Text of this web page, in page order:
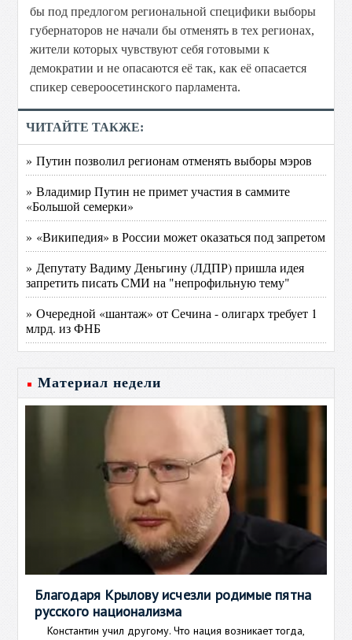
бы под предлогом региональной специфики выборы
губернаторов не начали бы отменять в тех регионах,
жители которых чувствуют себя готовыми к
демократии и не опасаются её так, как её опасается
спикер североосетинского парламента.
ЧИТАЙТЕ ТАКЖЕ:
» Путин позволил регионам отменять выборы мэров
» Владимир Путин не примет участия в саммите
«Большой семерки»
» «Википедия» в России может оказаться под запретом
» Депутату Вадиму Деньгину (ЛДПР) пришла идея
запретить писать СМИ на "непрофильную тему"
» Очередной «шантаж» от Сечина - олигарх требует 1
млрд. из ФНБ
Материал недели
Благодаря Крылову исчезли родимые пятна
русского национализма
Константин учил другому. Что нация возникает тогда,